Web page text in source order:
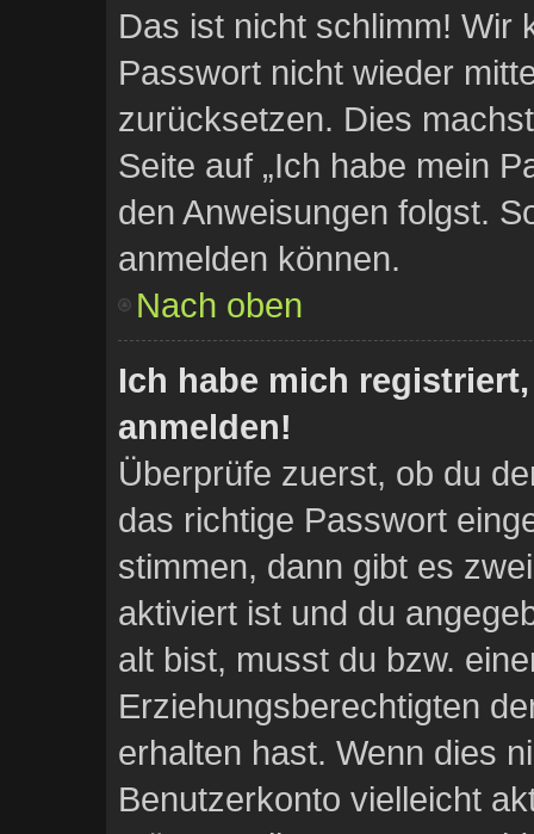
Das ist nicht schlimm! Wir
Passwort nicht wieder
zurücksetzen. Dies
Seite auf „Ich habe mein
den Anweisungen folgst.
anmelden können.
Nach oben
Ich habe mich
anmelden!
Überprüfe zuerst, ob du
das richtige Passwort
stimmen, dann gibt es
aktiviert ist und du
alt bist, musst du bzw.
Erziehungsberechtigten
erhalten hast. Wenn dies
Benutzerkonto vielleicht